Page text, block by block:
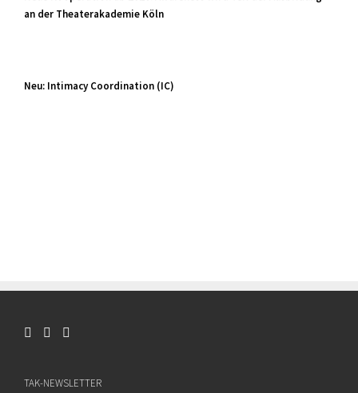
an der Theaterakademie Köln
Neu: Intimacy Coordination (IC)
TAK-NEWSLETTER